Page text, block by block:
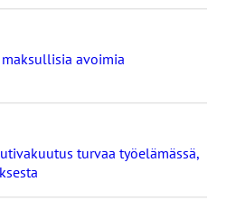
avoimia
turvaa työelämässä,